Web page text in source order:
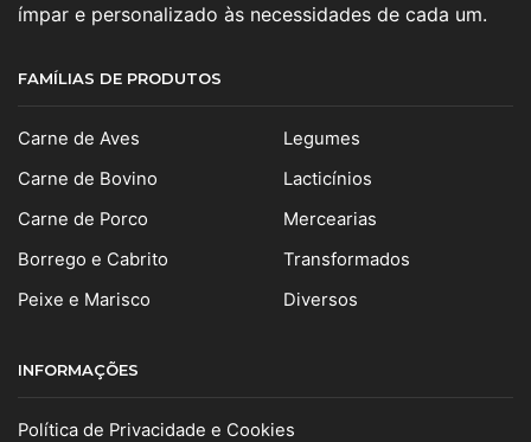
ímpar e personalizado às necessidades de cada um.
FAMÍLIAS DE PRODUTOS
Carne de Aves
Carne de Bovino
Carne de Porco
Borrego e Cabrito
Peixe e Marisco
Legumes
Lacticínios
Mercearias
Transformados
Diversos
INFORMAÇÕES
Política de Privacidade e Cookies